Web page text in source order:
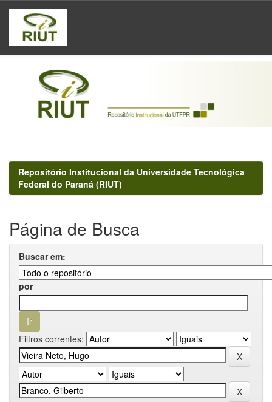
Skip
navigation
Repositório Institucional da Universidade Tecnológica
Federal do Paraná (RIUT)
Página de Busca
Buscar em:
por
Filtros correntes: